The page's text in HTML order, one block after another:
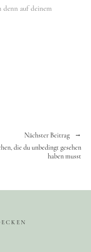
denn auf deinem
Nächster Beitrag
die du unbedingt gesehen
haben musst